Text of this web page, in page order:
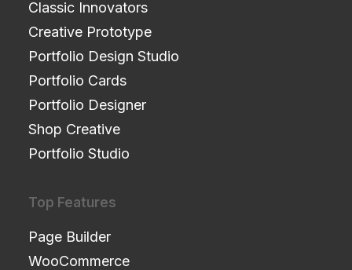
Classic Innovators
Creative Prototype
Portfolio Design Studio
Portfolio Cards
Portfolio Designer
Shop Creative
Portfolio Studio
Top Features
Page Builder
WooCommerce